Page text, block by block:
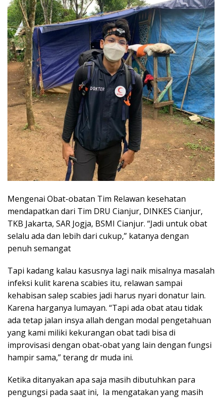
Mengenai Obat-obatan Tim Relawan kesehatan
mendapatkan dari Tim DRU Cianjur, DINKES Cianjur,
TKB Jakarta, SAR Jogja, BSMI Cianjur. “Jadi untuk obat
selalu ada dan lebih dari cukup,” katanya dengan
penuh semangat
Tapi kadang kalau kasusnya lagi naik misalnya masalah
infeksi kulit karena scabies itu, relawan sampai
kehabisan salep scabies jadi harus nyari donatur lain.
Karena harganya lumayan. “Tapi ada obat atau tidak
ada tetap jalan insya allah dengan modal pengetahuan
yang kami miliki kekurangan obat tadi bisa di
improvisasi dengan obat-obat yang lain dengan fungsi
hampir sama,” terang dr muda ini.
Ketika ditanyakan apa saja masih dibutuhkan para
pengungsi pada saat ini, Ia mengatakan yang masih